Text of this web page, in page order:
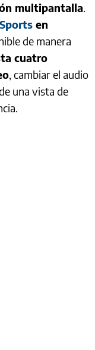
multipantalla.
en
de manera
cuatro
, cambiar el audio
una vista de